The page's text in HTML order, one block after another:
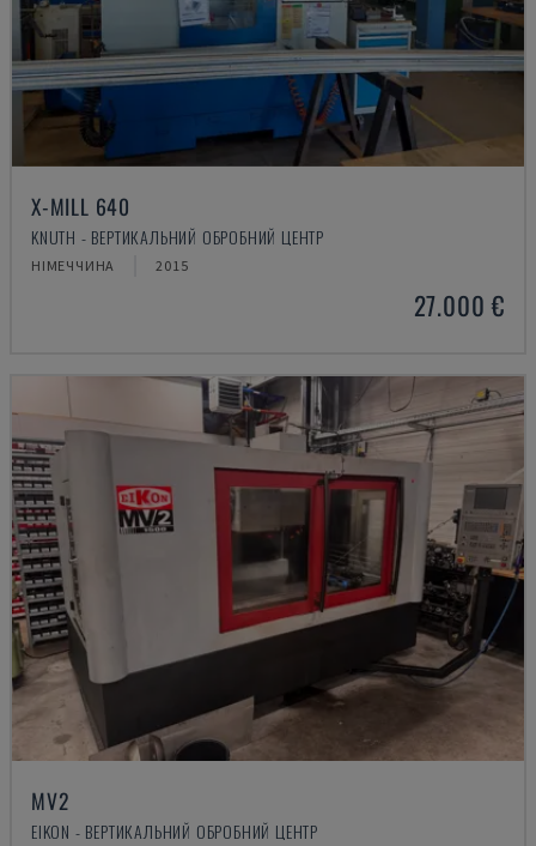
X-MILL 640
KNUTH - ВЕРТИКАЛЬНИЙ ОБРОБНИЙ ЦЕНТР
НІМЕЧЧИНА 2015
27.000 €
MV2
EIKON - ВЕРТИКАЛЬНИЙ ОБРОБНИЙ ЦЕНТР